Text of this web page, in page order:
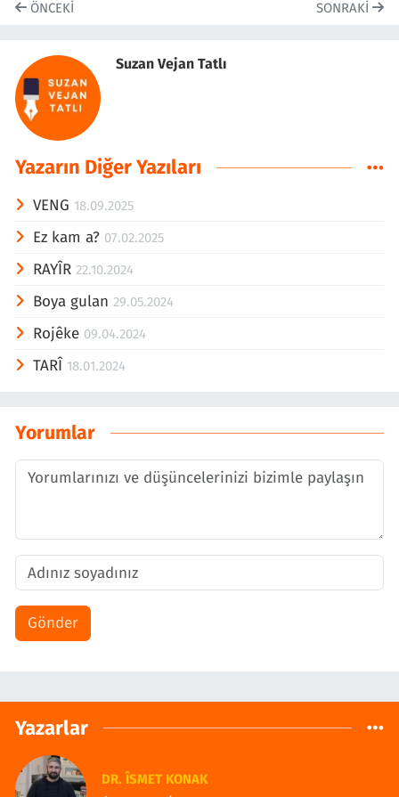
ÖNCEKI SONRAKI
Suzan Vejan Tatlı
Yazarın Diğer Yazıları
VENG 18.09.2025
Ez kam a? 07.02.2025
RAYÎR 22.10.2024
Boya gulan 29.05.2024
Rojêke 09.04.2024
TARÎ 18.01.2024
Yorumlar
Gönder
Yazarlar
DR. ÎSMET KONAK